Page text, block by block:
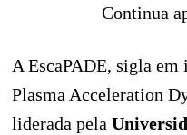
Continua
A EscaPADE, sigla em
Plasma Acceleration
liderada pela